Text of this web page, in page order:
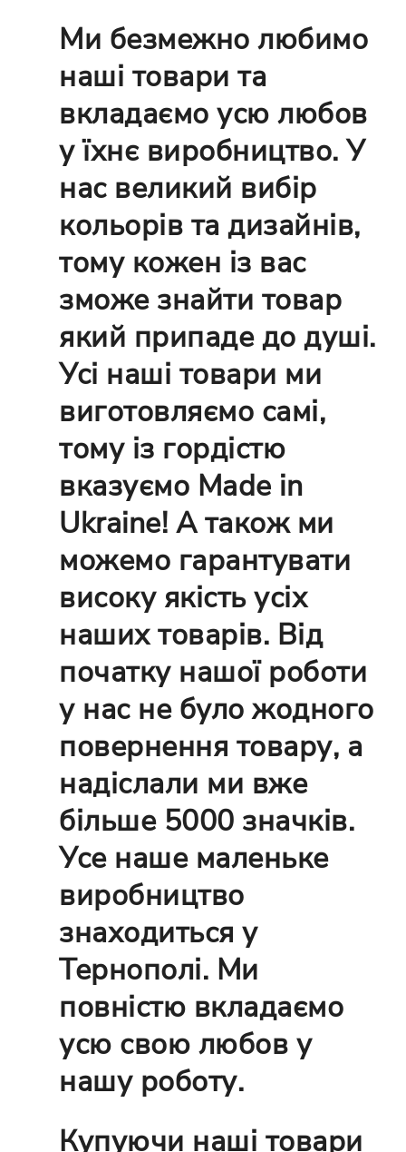
Ми безмежно любимо
наші товари та
вкладаємо усю любов
у їхнє виробництво. У
нас великий вибір
кольорів та дизайнів,
тому кожен із вас
зможе знайти товар
який припаде до душі.
Усі наші товари ми
виготовляємо самі,
тому із гордістю
вказуємо Made in
Ukraine! А також ми
можемо гарантувати
високу якість усіх
наших товарів. Від
початку нашої роботи
у нас не було жодного
повернення товару, а
надіслали ми вже
більше 5000 значків.
Усе наше маленьке
виробництво
знаходиться у
Тернополі. Ми
повністю вкладаємо
усю свою любов у
нашу роботу.
Купуючи наші товари